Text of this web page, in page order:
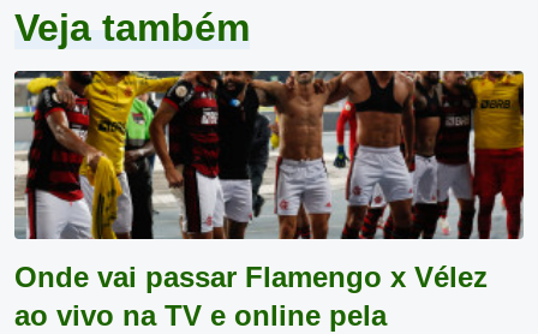
Veja também
Onde vai passar Flamengo x Vélez
ao vivo na TV e online pela